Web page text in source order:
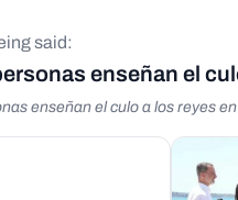
said:
enseñan el
enseñan el culo a los reyes